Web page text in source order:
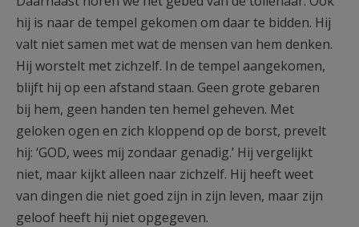
hij is naar de tempel gekomen om daar te bidden. Hij
valt niet samen met wat de mensen van hem denken.
Hij worstelt met zichzelf. In de tempel aangekomen,
blijft hij op een afstand staan. Geen grote gebaren
bij hem, geen handen ten hemel geheven. Met
geloken ogen en zich kloppend op de borst, prevelt
hij: ‘GOD, wees mij zondaar genadig.’ Hij vergelijkt
niet, maar kijkt alleen naar zichzelf. Hij heeft weet
van dingen die niet goed zijn in zijn leven, maar zijn
geloof heeft hij niet opgegeven.